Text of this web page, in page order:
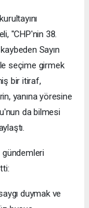
"CHP'nin 38.
Sayın
seçime girmek
bir itiraf,
yanına yöresine
da bilmesi
duymak ve